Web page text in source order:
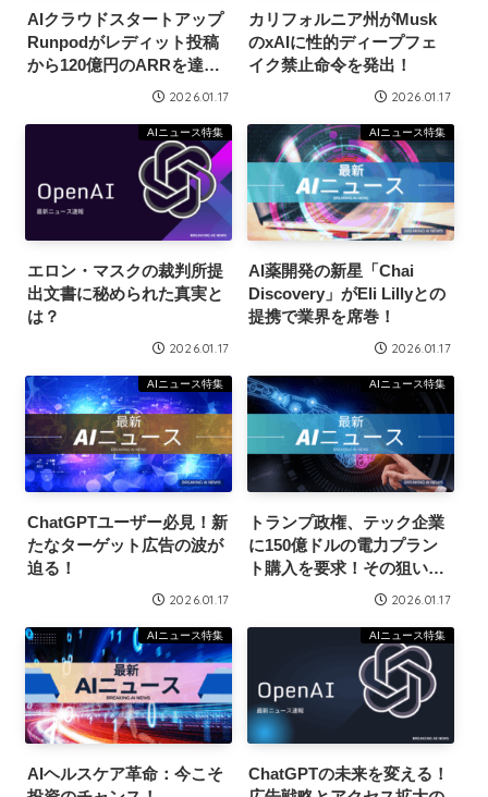
AIクラウドスタートアップ
Runpodがレディット投稿
から120億円のARRを達
成！驚きの成功ストーリー
2026.01.17
カリフォルニア州がMusk
のxAIに性的ディープフェ
イク禁止命令を発出！
2026.01.17
AIニュース特集
エロン・マスクの裁判所提
出文書に秘められた真実と
は？
2026.01.17
AIニュース特集
AI薬開発の新星「Chai
Discovery」がEli Lillyとの
提携で業界を席巻！
2026.01.17
AIニュース特集
ChatGPTユーザー必見！新
たなターゲット広告の波が
迫る！
2026.01.17
AIニュース特集
トランプ政権、テック企業
に150億ドルの電力プラン
ト購入を要求！その狙いと
2026.01.17
AIニュース特集
AIヘルスケア革命：今こそ
AIニュース特集
ChatGPTの未来を変える！